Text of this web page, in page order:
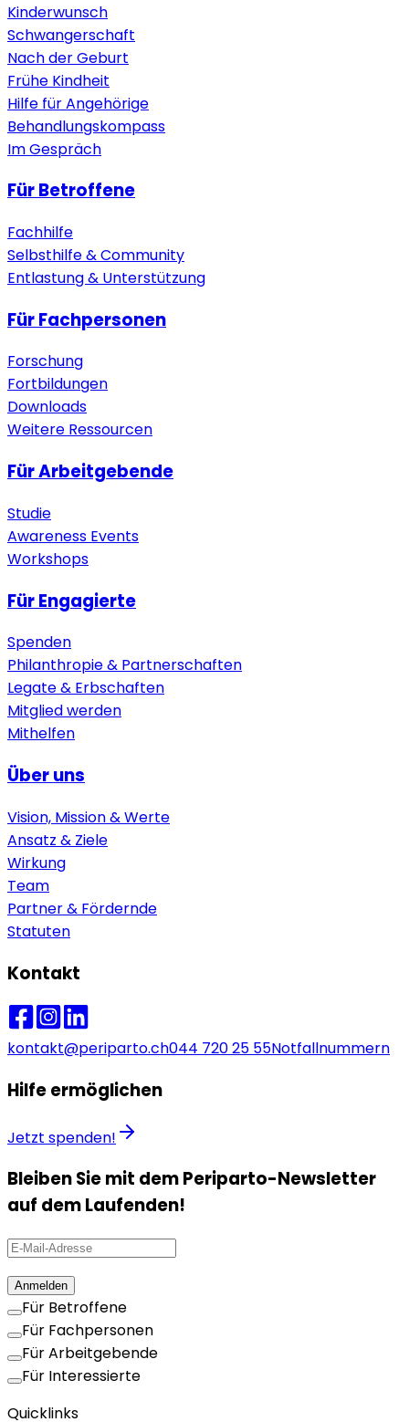
Kinderwunsch
Schwangerschaft
Nach der Geburt
Frühe Kindheit
Hilfe für Angehörige
Behandlungskompass
Im Gespräch
Für Betroffene
Fachhilfe
Selbsthilfe & Community
Entlastung & Unterstützung
Für Fachpersonen
Forschung
Fortbildungen
Downloads
Weitere Ressourcen
Für Arbeitgebende
Studie
Awareness Events
Workshops
Für Engagierte
Spenden
Philanthropie & Partnerschaften
Legate & Erbschaften
Mitglied werden
Mithelfen
Über uns
Vision, Mission & Werte
Ansatz & Ziele
Wirkung
Team
Partner & Fördernde
Statuten
Kontakt
kontakt@periparto.ch044 720 25 55Notfallnummern
Hilfe ermöglichen
Jetzt spenden!
Bleiben Sie mit dem Periparto-Newsletter
auf dem Laufenden!
Anmelden
Für Betroffene
Für Fachpersonen
Für Arbeitgebende
Für Interessierte
Quicklinks